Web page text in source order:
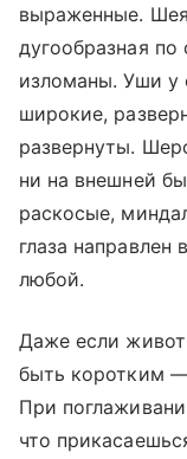
выраженные. Шея
дугообразная
изломаны. Уши у
широкие,
развернуты.
ни на внешней
раскосые,
глаза
любой.
Даже если
быть коротким
При
что